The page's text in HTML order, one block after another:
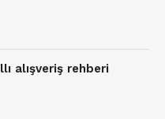
alışveriş rehberi